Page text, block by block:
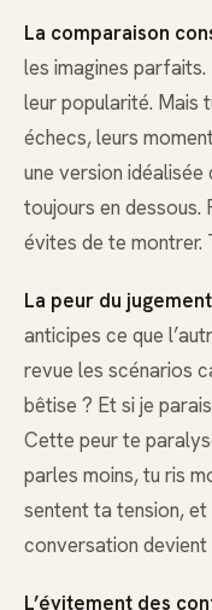
La comparaison
les imagines
leur popularité. Mais
échecs, leurs
une version
toujours en dessous.
évites de te montrer.
La peur du
anticipes ce que
revue les scénarios
bêtise ? Et si je
Cette peur te
parles moins, tu ris
sentent ta tension, et
conversation devient
L’évitement des